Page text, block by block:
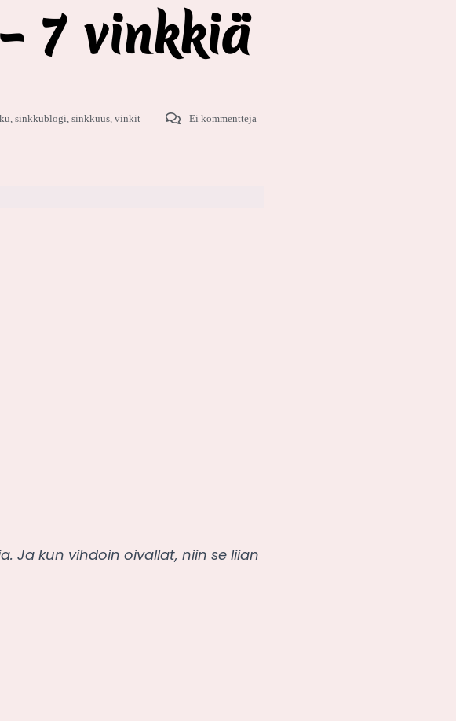
7 vinkkiä
sinkkublogi sinkkuus vinkit Ei kommentteja
Ja kun vihdoin oivallat, niin se liian